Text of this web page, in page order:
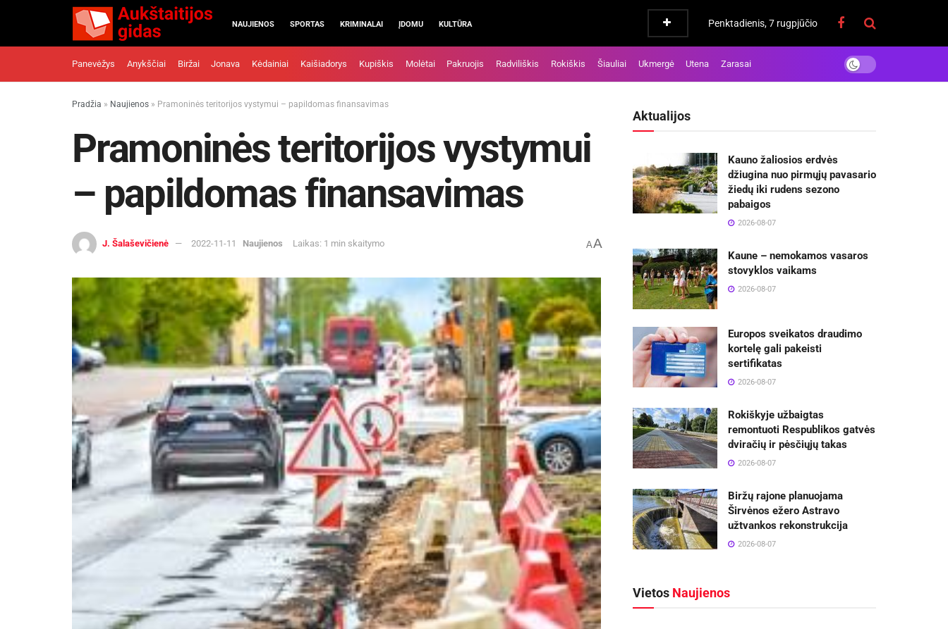
NAUJIENOS SPORTAS KRIMINALAI ĮDOMU KULTŪRA Penktadienis, 7 rugpjūčio
Panevėžys Anykščiai Biržai Jonava Kėdainiai Kaišiadorys Kupiškis Molėtai Pakruojis Radviliškis Rokiškis Šiauliai Ukmergė Utena Zarasai
Pradžia » Naujienos » Pramoninės teritorijos vystymui – papildomas finansavimas
Pramoninės teritorijos vystymui
– papildomas finansavimas
J. Šalaševičienė 2022-11-11 Naujienos Laikas: 1 min skaitymo AA
Aktualijos
Kauno žaliosios erdvės
džiugina nuo pirmųjų pavasario
žiedų iki rudens sezono
pabaigos
2026-08-07
Kaune – nemokamos vasaros
stovyklos vaikams
2026-08-07
Europos sveikatos draudimo
kortelę gali pakeisti
sertifikatas
2026-08-07
Rokiškyje užbaigtas
remontuoti Respublikos gatvės
dviračių ir pėsčiųjų takas
2026-08-07
Biržų rajone planuojama
Širvėnos ežero Astravo
užtvankos rekonstrukcija
2026-08-07
Vietos Naujienos